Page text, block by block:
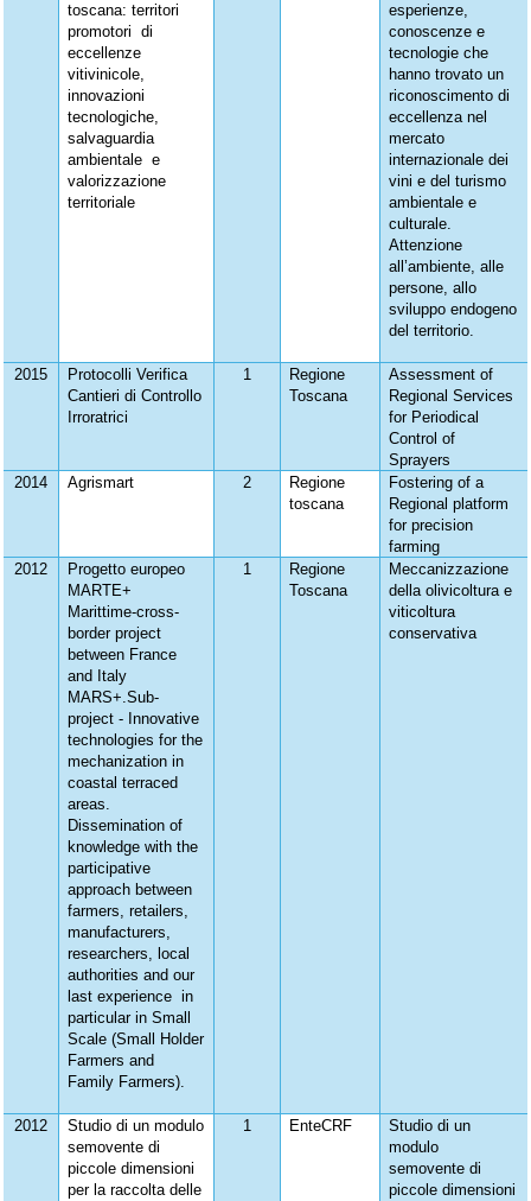
toscana: territori
promotori di
eccellenze
vitivinicole,
innovazioni
tecnologiche,
salvaguardia
ambientale e
valorizzazione
territoriale
esperienze,
conoscenze e
tecnologie che
hanno trovato un
riconoscimento di
eccellenza nel
mercato
internazionale dei
vini e del turismo
ambientale e
culturale.
Attenzione
all’ambiente, alle
persone, allo
sviluppo endogeno
del territorio.
2015
Protocolli Verifica
Cantieri di Controllo
Irroratrici
1
Regione
Toscana
Assessment of
Regional Services
for Periodical
Control of
Sprayers
2014
Agrismart 2
Regione
toscana
Fostering of a
Regional platform
for precision
farming
2012
Progetto europeo
MARTE+
Marittime-cross-
border project
between France
and Italy
MARS+.Sub-
project - Innovative
technologies for the
mechanization in
coastal terraced
areas.
Dissemination of
knowledge with the
participative
approach between
farmers, retailers,
manufacturers,
researchers, local
authorities and our
last experience in
particular in Small
Scale (Small Holder
Farmers and
Family Farmers).
1
Regione
Toscana
Meccanizzazione
della olivicoltura e
viticoltura
conservativa
2012
Studio di un modulo
semovente di
piccole dimensioni
per la raccolta delle
1 EnteCRF
Studio di un
modulo
semovente di
piccole dimensioni